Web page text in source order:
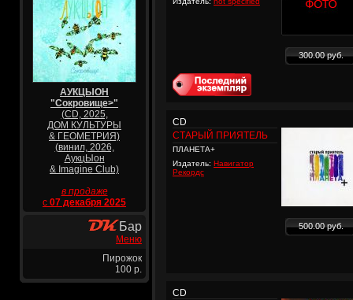
АУКЦЫОН
"Сокровище>"
(CD, 2025,
ДОМ КУЛЬТУРЫ
& ГЕОМЕТРИЯ)
(винил, 2026,
АукцЫон
& Imagine Club)
в продаже
с 07 декабря 2025
Бар
Меню
Пирожок
100 р.
300.00 руб.
CD
СТАРЫЙ ПРИЯТЕЛЬ
ПЛАНЕТА+
Издатель: Навигатор
Рекордс
500.00 руб.
CD